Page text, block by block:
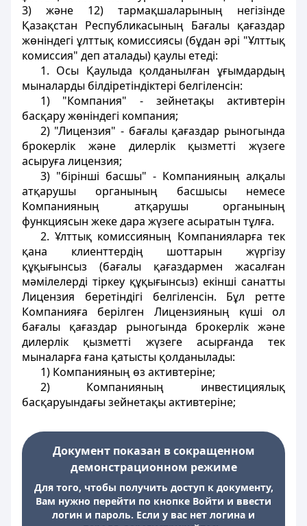
3) және 12) тармақшаларының негiзiнде
Қазақстан Республикасының Бағалы қағаздар
жөнiндегі ұлттық комиссиясы (бұдан әрi "Ұлттық
комиссия" деп аталады) қаулы етеді:
1. Осы Қаулыда қолданылған ұғымдардың
мыналарды бiлдiретiндiктерi белгiленсiн:
1) "Компания" - зейнетақы активтерiн
басқару жөнiндегi компания;
2) "Лицензия" - бағалы қағаздар рыногында
брокерлiк және дилерлiк қызметтi жүзеге
асыруға лицензия;
3) "бiрiншi басшы" - Компанияның алқалы
атқарушы органының басшысы немесе
Компанияның атқарушы органының
функциясын жеке дара жүзеге асыратын тұлға.
2. Ұлттық комиссияның Компанияларға тек
қана клиенттердiң шоттарын жүргiзу
құқығынсыз (бағалы қағаздармен жасалған
мәмiлелердi тiркеу құқығынсыз) екiншi санатты
Лицензия беретiндiгi белгiленсiн. Бұл ретте
Компанияға берiлген Лицензияның күшi ол
бағалы қағаздар рыногында брокерлiк және
дилерлiк қызметтi жүзеге асырғанда тек
мыналарға ғана қатысты қолданылады:
1) Компанияның өз активтерiне;
2) Компанияның инвестициялық
басқаруындағы зейнетақы активтерiне;
Документ показан в сокращенном
демонстрационном режиме
Для того, чтобы получить доступ к документу,
Вам нужно перейти по кнопке Войти и ввести
логин и пароль. Если у вас нет логина и